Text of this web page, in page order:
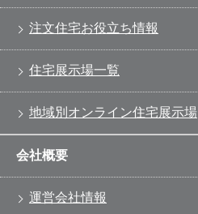
注文住宅お役立ち情報
住宅展示場一覧
地域別オンライン住宅展示場
会社概要
運営会社情報